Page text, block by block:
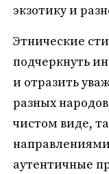
экзотику и
Этнические
подчеркнуть
и отразить
разных
чистом виде,
аутентичные